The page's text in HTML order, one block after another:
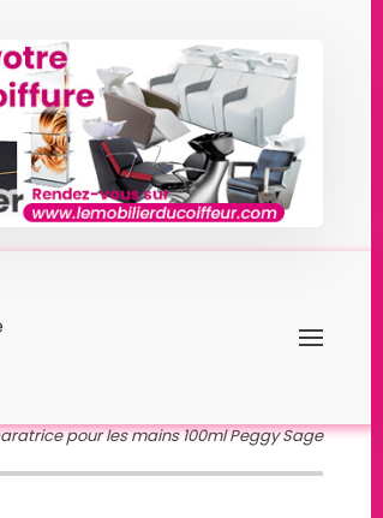
pour les mains 100ml Peggy Sage